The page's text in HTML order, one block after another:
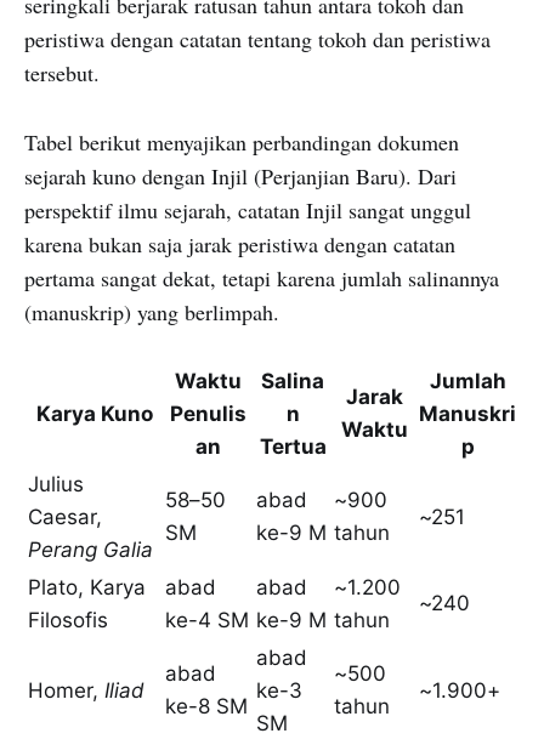
peristiwa dengan catatan tentang tokoh dan peristiwa
tersebut.
Tabel berikut menyajikan perbandingan dokumen
sejarah kuno dengan Injil (Perjanjian Baru). Dari
perspektif ilmu sejarah, catatan Injil sangat unggul
karena bukan saja jarak peristiwa dengan catatan
pertama sangat dekat, tetapi karena jumlah salinannya
(manuskrip) yang berlimpah.
Karya Kuno
Waktu
Penulis
an
Salina
n
Tertua
Jarak
Waktu
Jumlah
Manuskri
p
Julius
Caesar,
Perang Galia
58–50
SM
abad
ke-9 M
~900
tahun
~251
Plato, Karya
Filosofis
abad
ke-4 SM
abad
ke-9 M
~1.200
tahun
~240
Homer, Iliad
abad
ke-8 SM
abad
ke-3
SM
~500
tahun
~1.900+